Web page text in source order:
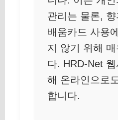
관리는 물론,
배움카드 사용
지 않기 위해 매
다. HRD-Net
해 온라인으로
합니다.